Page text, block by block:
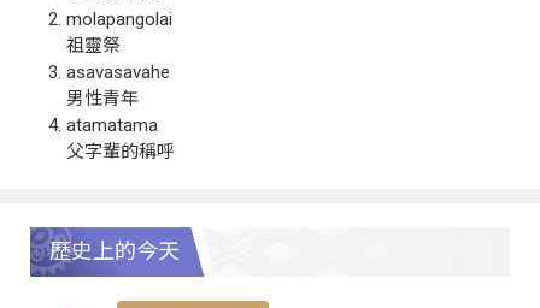
molapangolai
祖靈祭
asavasavahe
男性青年
atamatama
父字輩的稱呼
歷史上的今天